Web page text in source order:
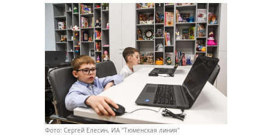
Фото: Сергей Елесин, ИА "Тюменская линия"